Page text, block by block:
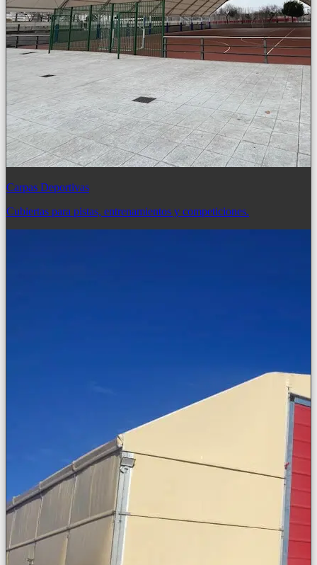
Carpas Deportivas
Cubiertas para pistas, entrenamientos y competiciones.